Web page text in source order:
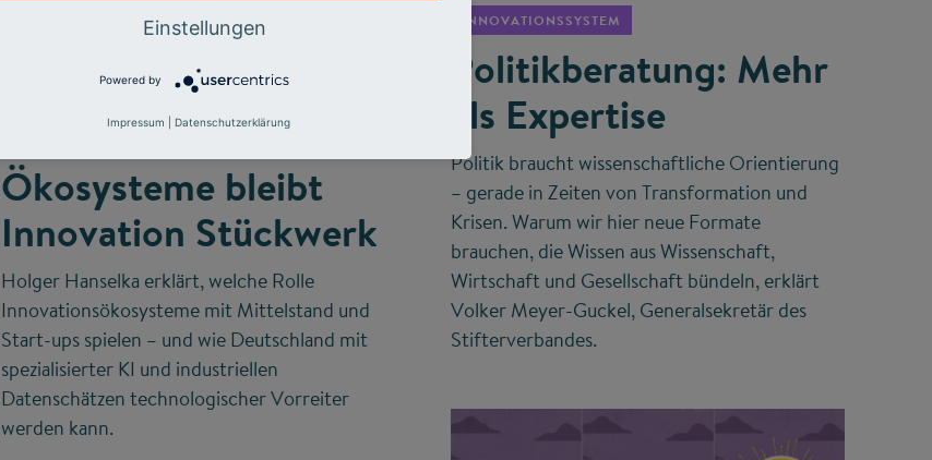
INNOVATIONSSYSTEM
Ohne vernetzte
Ökosysteme bleibt
Innovation Stückwerk
Holger Hanselka erklärt, welche Rolle
Innovationsökosysteme mit Mittelstand und
Start-ups spielen – und wie Deutschland mit
spezialisierter KI und industriellen
Datenschätzen technologischer Vorreiter
werden kann.
INNOVATIONSSYSTEM
Politikberatung: Mehr
als Expertise
Politik braucht wissenschaftliche Orientierung
– gerade in Zeiten von Transformation und
Krisen. Warum wir hier neue Formate
brauchen, die Wissen aus Wissenschaft,
Wirtschaft und Gesellschaft bündeln, erklärt
Volker Meyer-Guckel, Generalsekretär des
Stifterverbandes.
Einstellungen
Powered by
Impressum Datenschutzerklärung